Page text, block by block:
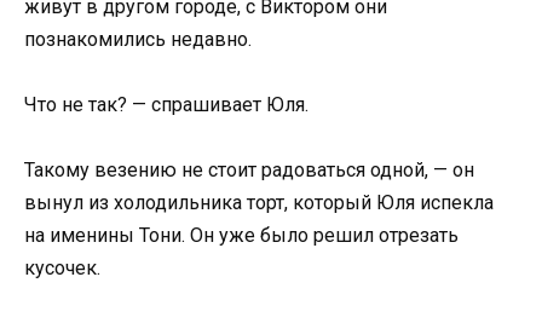
живут в другом городе, с Виктором они
познакомились недавно.
Что не так? — спрашивает Юля.
Такому везению не стоит радоваться одной, — он
вынул из холодильника торт, который Юля испекла
на именины Тони. Он уже было решил отрезать
кусочек.